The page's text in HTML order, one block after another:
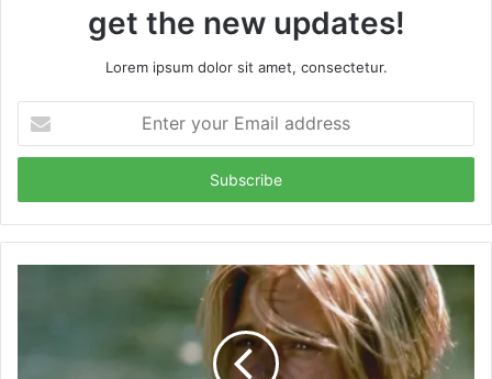
get the new updates!
Lorem ipsum dolor sit amet, consectetur.
your
Email